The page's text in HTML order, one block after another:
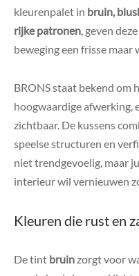
kleurenpalet in bruin,
rijke patronen, geven
beweging een frisse maar
BRONS staat bekend om
hoogwaardige afwerking,
zichtbaar. De kussens
speelse structuren en
niet trendgevoelig, maar
interieur wil vernieuwen
Kleuren die rust en
De tint bruinzorgt voor